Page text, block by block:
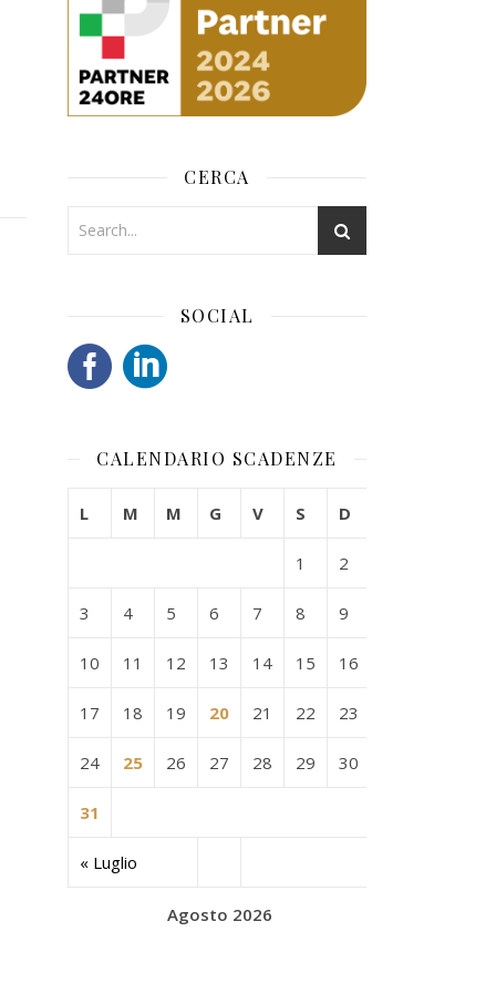
CERCA
SOCIAL
CALENDARIO SCADENZE
Agosto 2026
L M M G V S D
« Luglio
1 2
3 4 5 6 7 8 9
10 11 12 13 14 15 16
17 18 19 20 21 22 23
24 25 26 27 28 29 30
31